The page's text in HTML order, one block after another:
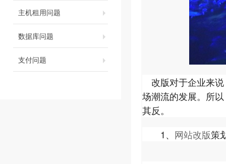
主机租用问题
数据库问题
支付问题
改版对于企业来
场潮流的发展。所
其反。
1、 网站改版策